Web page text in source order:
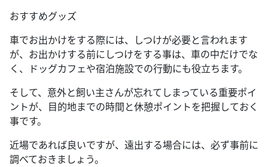
おすすめグッズ
車でお出かけをする際には、しつけが必要と言われます
が、お出かけする前にしつけをする事は、車の中だけでな
く、ドッグカフェや宿泊施設での行動にも役立ちます。
そして、意外と飼い主さんが忘れてしまっている重要ポイ
ントが、目的地までの時間と休憩ポイントを把握しておく
事です。
近場であれば良いですが、遠出する場合には、必ず事前に
調べておきましょう。